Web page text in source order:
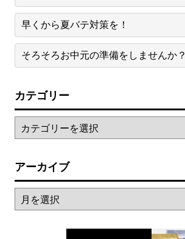
早くから夏バテ対策を！
そろそろお中元の準備をしませんか？
カテゴリー
アーカイブ